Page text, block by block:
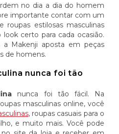
no dia a dia do homem
importante contar com um
estilosas masculinas
certo para cada ocasião.
a Makenji aposta em peças
de homens.
nunca foi tão
nunca foi tão fácil. Na
masculinas online, você
, roupas casuais para o
e muito mais. Você pode